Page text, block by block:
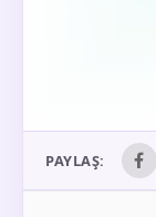
PAYLAŞ: